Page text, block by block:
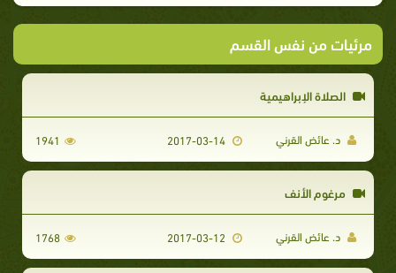
مرئيات من نفس القسم
الصلاة الإبراهيمية
د. عائض القرني 1941
مرغوم الأنف
د. عائض القرني 1768